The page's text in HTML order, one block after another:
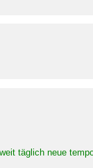
täglich neue